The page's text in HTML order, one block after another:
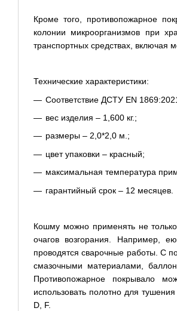
Кроме того, противопожарное
колонии микроорганизмов при
транспортных средствах, включая
Технические характеристики:
Соответствие ДСТУ EN
вес изделия – 1,600 кг.;
размеры – 2,0*2,0 м.;
цвет упаковки – красный;
максимальная температура
гарантийный срок – 12 месяцев.
Кошму можно применять не
очагов возгорания. Например,
проводятся сварочные работы. С
смазочными материалами,
Противопожарное покрывало
использовать полотно для
D, F.